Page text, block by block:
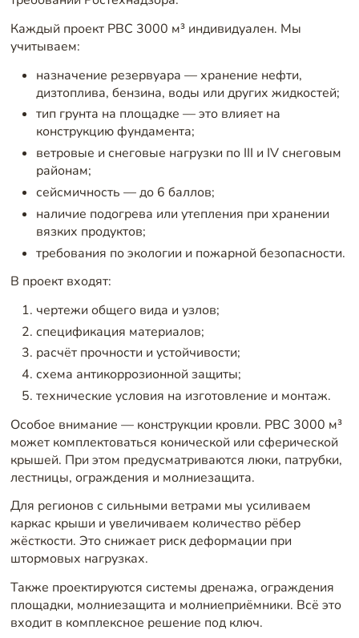
Каждый проект РВС 3000 м³ индивидуален. Мы
учитываем:
назначение резервуара — хранение нефти,
дизтоплива, бензина, воды или других жидкостей;
тип грунта на площадке — это влияет на
конструкцию фундамента;
ветровые и снеговые нагрузки по III и IV снеговым
районам;
сейсмичность — до 6 баллов;
наличие подогрева или утепления при хранении
вязких продуктов;
требования по экологии и пожарной безопасности.
В проект входят:
чертежи общего вида и узлов;
спецификация материалов;
расчёт прочности и устойчивости;
схема антикоррозионной защиты;
технические условия на изготовление и монтаж.
Особое внимание — конструкции кровли. РВС 3000 м³
может комплектоваться конической или сферической
крышей. При этом предусматриваются люки, патрубки,
лестницы, ограждения и молниезащита.
Для регионов с сильными ветрами мы усиливаем
каркас крыши и увеличиваем количество рёбер
жёсткости. Это снижает риск деформации при
штормовых нагрузках.
Также проектируются системы дренажа, ограждения
площадки, молниезащита и молниеприёмники. Всё это
входит в комплексное решение под ключ.